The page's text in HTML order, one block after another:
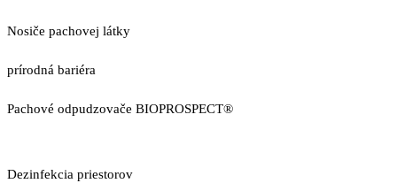
Nosiče pachovej látky
prírodná bariéra
Pachové odpudzovače BIOPROSPECT®
Dezinfekcia priestorov